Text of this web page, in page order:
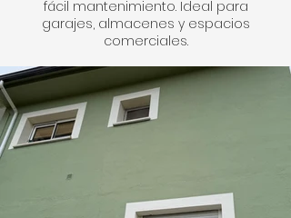
fácil mantenimiento. Ideal para
garajes, almacenes y espacios
comerciales.